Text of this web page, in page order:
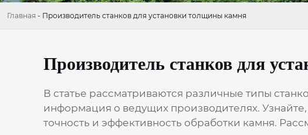
Главная - Производитель станков для установки толщины камня
Производитель станков для
В статье рассматриваются различные типы
информация о ведущих производителях.
точность и эффективность обработки камня.